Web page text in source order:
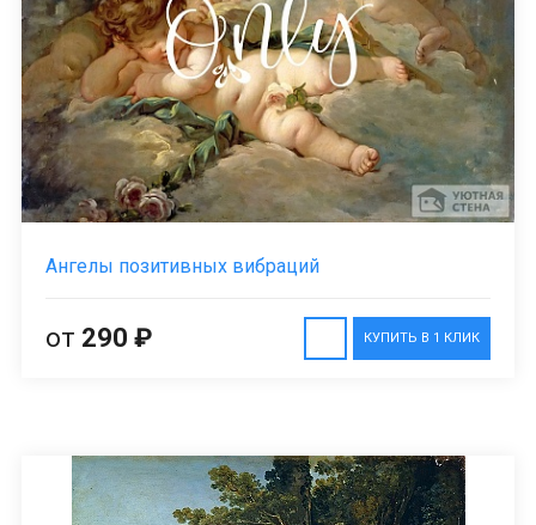
Ангелы позитивных вибраций
КУПИТЬ В 1 КЛИК
от 290 ₽